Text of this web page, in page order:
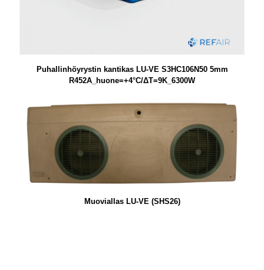
Puhallinhöyrystin kantikas LU-VE S3HC106N50 5mm
R452A_huone=+4°C/ΔT=9K_6300W
Muoviallas LU-VE (SHS26)